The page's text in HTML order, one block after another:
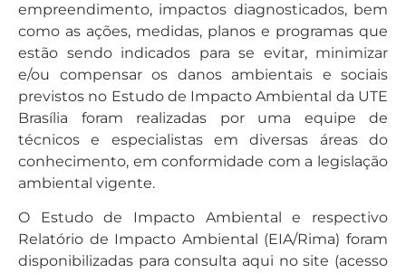
empreendimento, impactos diagnosticados, bem
como as ações, medidas, planos e programas que
estão sendo indicados para se evitar, minimizar
e/ou compensar os danos ambientais e sociais
previstos no Estudo de Impacto Ambiental da UTE
Brasília foram realizadas por uma equipe de
técnicos e especialistas em diversas áreas do
conhecimento, em conformidade com a legislação
ambiental vigente.
O Estudo de Impacto Ambiental e respectivo
Relatório de Impacto Ambiental (EIA/Rima) foram
disponibilizadas para consulta aqui no site (acesso